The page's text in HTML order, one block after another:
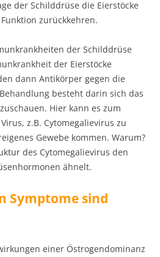
der Schilddrüse die Eierstöcke
zurückkehren.
der Schilddrüse
der Eierstöcke
dann Antikörper gegen die
besteht darin sich das
Hier kann es zum
z.B. Cytomegalievirus zu
Gewebe kommen. Warum?
des Cytomegalievirus den
ähnelt.
Symptome sind
einer Östrogendominanz